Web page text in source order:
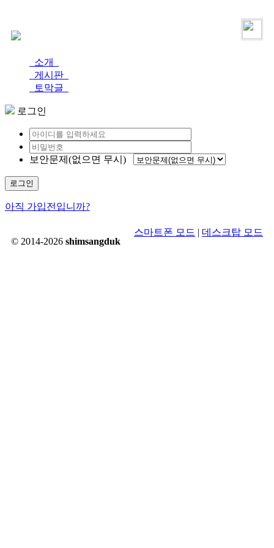
소개
게시판
토막글
로그인
보안문제(없으면 무시)
로그인
아직 가입전입니까?
© 2014-2026 shimsangduk
스마트폰 모드 | 데스크탑 모드